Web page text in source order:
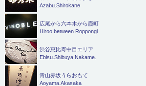
Azabu.Shirokane
広尾から六本木から霞町
Hiroo between Roppongi
渋谷恵比寿中目エリア
Ebisu.Shibuya,Nakame.
青山赤坂うらおもて
Aoyama.Akasaka